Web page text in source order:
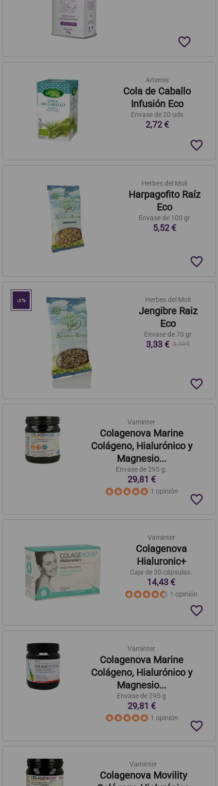
favorite_border
Artemis
Cola de Caballo
Infusión Eco
Envase de 20 uds
2,72 €
favorite_border
Herbes del Moli
Harpagofito Raíz
Eco
Envase de 100 gr
5,52 €
favorite_border
-5% Herbes del Moli
Jengibre Raiz
Eco
Envase de 70 gr
3,33 € 3,50 €
favorite_border
Vaminter
Colagenova Marine
Colágeno, Hialurónico y
Magnesio...
Envase de 295 g.
29,81 €
1 opinión
favorite_border
Vaminter
Colagenova
Hialuronic+
Caja de 30 cápsulas.
14,43 €
1 opinión
favorite_border
Vaminter
Colagenova Marine
Colágeno, Hialurónico y
Magnesio...
Envase de 295 g
29,81 €
1 opinión
favorite_border
Vaminter
Colagenova Movility